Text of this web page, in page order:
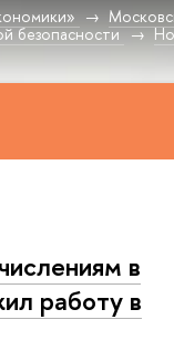
безопасности
в
работу в